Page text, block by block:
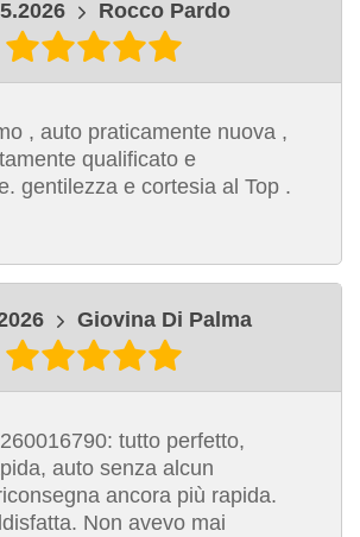
Rocco Pardo
, auto praticamente nuova ,
qualificato e
gentilezza e cortesia al Top .
Giovina Di Palma
tutto perfetto,
auto senza alcun
ancora più rapida.
Non avevo mai